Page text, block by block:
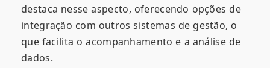
destaca nesse aspecto, oferecendo opções de
integração com outros sistemas de gestão, o
que facilita o acompanhamento e a análise de
dados.